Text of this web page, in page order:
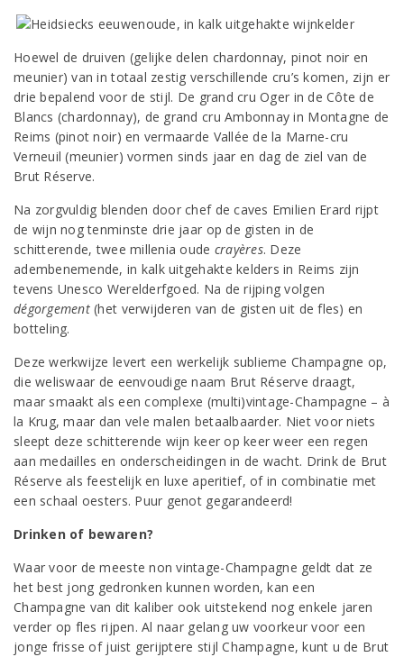
Hoewel de druiven (gelijke delen chardonnay, pinot noir en
meunier) van in totaal zestig verschillende cru’s komen, zijn er
drie bepalend voor de stijl. De grand cru Oger in de Côte de
Blancs (chardonnay), de grand cru Ambonnay in Montagne de
Reims (pinot noir) en vermaarde Vallée de la Marne-cru
Verneuil (meunier) vormen sinds jaar en dag de ziel van de
Brut Réserve.
Na zorgvuldig blenden door chef de caves Emilien Erard rijpt
de wijn nog tenminste drie jaar op de gisten in de
schitterende, twee millenia oude crayères. Deze
adembenemende, in kalk uitgehakte kelders in Reims zijn
tevens Unesco Werelderfgoed. Na de rijping volgen
dégorgement(het verwijderen van de gisten uit de fles) en
botteling.
Deze werkwijze levert een werkelijk sublieme Champagne op,
die weliswaar de eenvoudige naam Brut Réserve draagt,
maar smaakt als een complexe (multi)vintage-Champagne – à
la Krug, maar dan vele malen betaalbaarder. Niet voor niets
sleept deze schitterende wijn keer op keer weer een regen
aan medailles en onderscheidingen in de wacht. Drink de Brut
Réserve als feestelijk en luxe aperitief, of in combinatie met
een schaal oesters. Puur genot gegarandeerd!
Drinken of bewaren?
Waar voor de meeste non vintage-Champagne geldt dat ze
het best jong gedronken kunnen worden, kan een
Champagne van dit kaliber ook uitstekend nog enkele jaren
verder op fles rijpen. Al naar gelang uw voorkeur voor een
jonge frisse of juist gerijptere stijl Champagne, kunt u de Brut